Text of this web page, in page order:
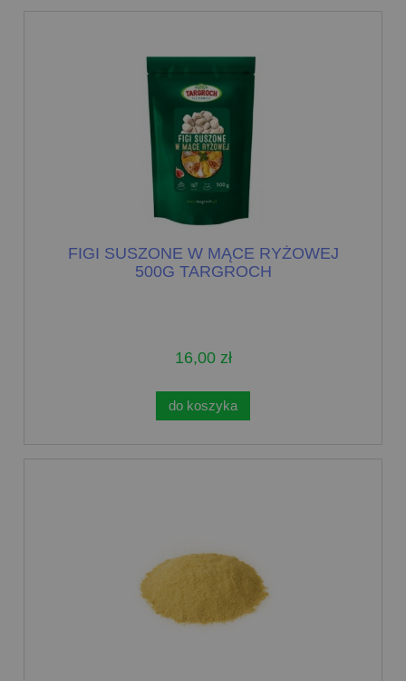
FIGI SUSZONE W MĄCE RYŻOWEJ
500G TARGROCH
16,00 zł
do koszyka